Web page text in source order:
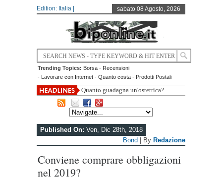
Edition: Italia | sabato 08 Agosto, 2026
Trending Topics: Borsa - Recensioni
- Lavorare con Internet - Quanto costa - Prodotti Postali
Quanto guadagna un'ostetrica?
Published On: Ven, Dic 28th, 2018
Bond | By Redazione
Conviene comprare obbligazioni
nel 2019?